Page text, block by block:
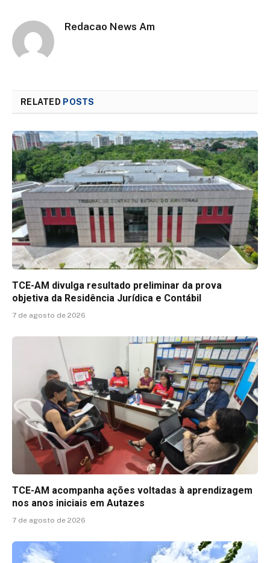
Redacao News Am
RELATED POSTS
TCE-AM divulga resultado preliminar da prova
objetiva da Residência Jurídica e Contábil
7 de agosto de 2026
TCE-AM acompanha ações voltadas à aprendizagem
nos anos iniciais em Autazes
7 de agosto de 2026